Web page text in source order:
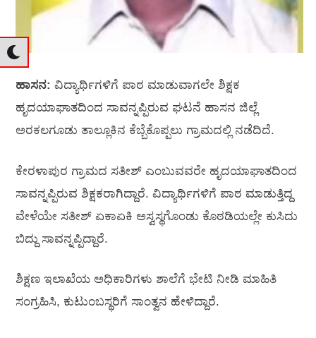
ಹಾಸನ: ವಿದ್ಯಾರ್ಥಿಗಳಿಗೆ ಪಾಠ ಮಾಡುವಾಗಲೇ ಶಿಕ್ಷಕ
ಹೃದಯಾಘಾತದಿಂದ ಸಾವನ್ನಪ್ಪಿರುವ ಘಟನೆ ಹಾಸನ ಜಿಲ್ಲೆ
ಅರಕಲಗೂಡು ತಾಲ್ಲೂಕಿನ ಕೆಬ್ಬೆಕೊಪ್ಪಲು ಗ್ರಾಮದಲ್ಲಿ ನಡೆದಿದೆ.
ಕೇರಳಾಪುರ ಗ್ರಾಮದ ಸತೀಶ್‌ ಎಂಬುವವರೇ ಹೃದಯಾಘಾತದಿಂದ
ಸಾವನ್ನಪ್ಪಿರುವ ಶಿಕ್ಷಕರಾಗಿದ್ದಾರೆ. ವಿದ್ಯಾರ್ಥಿಗಳಿಗೆ ಪಾಠ ಮಾಡುತ್ತಿದ್ದ
ವೇಳೆಯೇ ಸತೀಶ್‌ ಏಕಾಏಕಿ ಅಸ್ವಸ್ಥಗೊಂಡು ಕೊಠಡಿಯಲ್ಲೇ ಕುಸಿದು
ಬಿದ್ದು ಸಾವನ್ನಪ್ಪಿದ್ದಾರೆ.
ಶಿಕ್ಷಣ ಇಲಾಖೆಯ ಅಧಿಕಾರಿಗಳು ಶಾಲೆಗೆ ಭೇಟಿ ನೀಡಿ ಮಾಹಿತಿ
ಸಂಗ್ರಹಿಸಿ, ಕುಟುಂಬಸ್ಥರಿಗೆ ಸಾಂತ್ವನ ಹೇಳಿದ್ದಾರೆ.